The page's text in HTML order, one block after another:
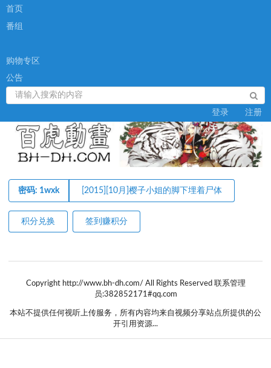
首页
番组
购物专区
公告
登录 注册
密码: 1wxk [2015][10月]樱子小姐的脚下埋着尸体
积分兑换 签到赚积分
Copyright http://www.bh-dh.com/ All Rights Reserved 联系管理
员:382852171#qq.com
本站不提供任何视听上传服务，所有内容均来自视频分享站点所提供的公
开引用资源...